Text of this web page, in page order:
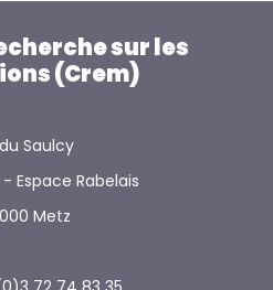
sur les
(Crem)
Saulcy
Espace Rabelais
Metz